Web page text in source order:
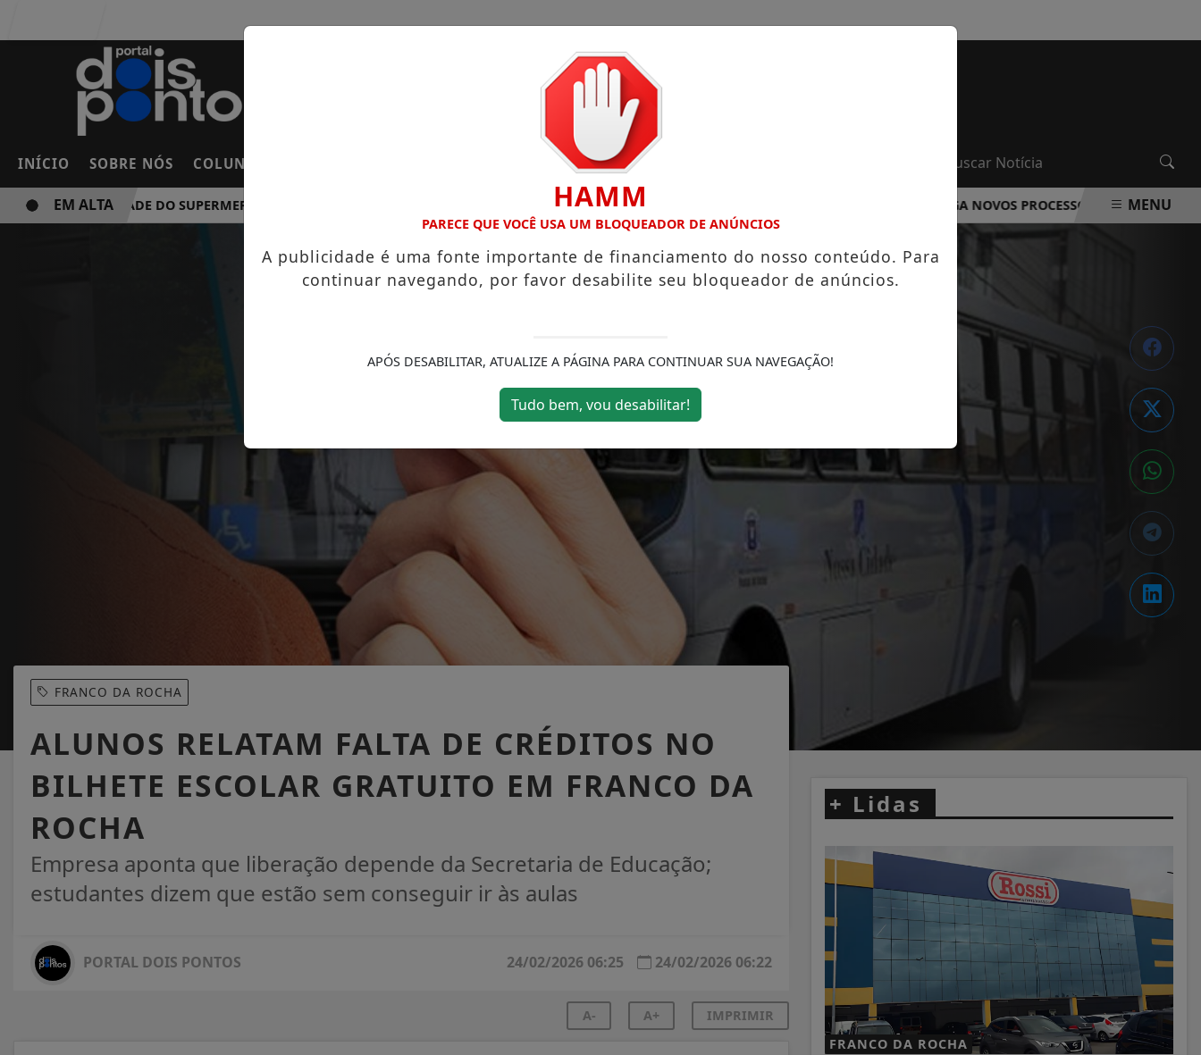
INÍCIO SOBRE NÓS COLUNAS FRANCISCO MORATO
NOVA UNIDADE DO SUPERMERCADO ROSSI SERÁ BREVEMENTE INAUGURADA EM FRANCO DA ROCHA EDUCA FRANCO DA ROCHA DIVULGA NOVOS PROCESSOS SELETIVOS NA ÁREA
EM ALTA MENU
FRANCO DA ROCHA
ALUNOS RELATAM FALTA DE CRÉDITOS NO
BILHETE ESCOLAR GRATUITO EM FRANCO DA
ROCHA
Empresa aponta que liberação depende da Secretaria de Educação;
estudantes dizem que estão sem conseguir ir às aulas
PORTAL DOIS PONTOS 24/02/2026 06:22
24/02/2026 06:25
A- A+ IMPRIMIR
+ Lidas
FRANCO DA ROCHA
HAMM
PARECE QUE VOCÊ USA UM BLOQUEADOR DE ANÚNCIOS
A publicidade é uma fonte importante de financiamento do nosso conteúdo. Para
continuar navegando, por favor desabilite seu bloqueador de anúncios.
APÓS DESABILITAR, ATUALIZE A PÁGINA PARA CONTINUAR SUA NAVEGAÇÃO!
Tudo bem, vou desabilitar!